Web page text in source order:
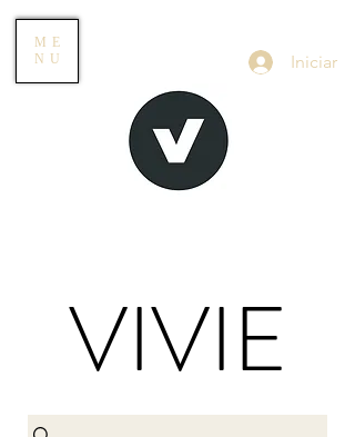
ME
NU
Iniciar
VIVIE